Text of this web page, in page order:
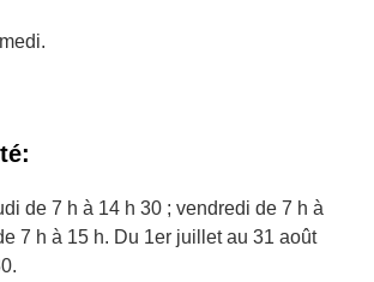
de 7 h à 14 h 30 ; vendredi de 7 h à
7 h à 15 h. Du 1er juillet au 31 août